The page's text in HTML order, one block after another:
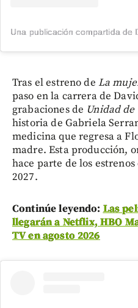
Tras el estreno de La
paso en la carrera de
grabaciones de Unidad
historia de Gabriela
medicina que regresa a
madre. Esta producción,
hace parte de los
2027.
Continúe leyendo: Las
llegarán a Netflix, HBO
TV en agosto 2026